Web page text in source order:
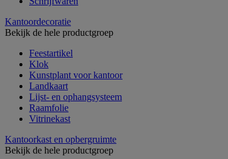
Kantoordecoratie
Bekijk de hele productgroep
Feestartikel
Klok
Kunstplant voor kantoor
Landkaart
Lijst- en ophangsysteem
Raamfolie
Vitrinekast
Kantoorkast en opbergruimte
Bekijk de hele productgroep